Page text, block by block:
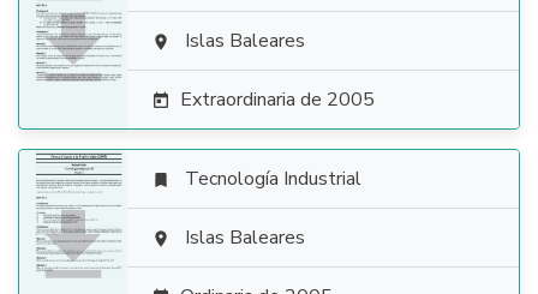
  Islas Baleares
 Extraordinaria de 2005

 Tecnología Industrial
 Islas Baleares